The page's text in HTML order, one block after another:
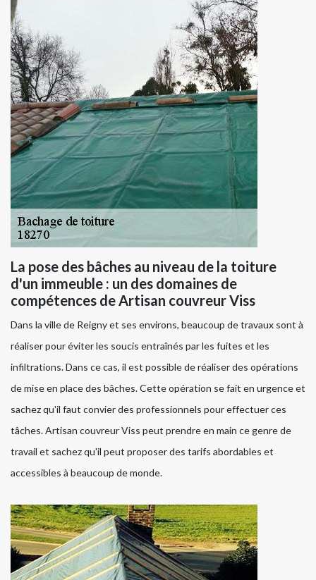
La pose des bâches au niveau de la toiture
d'un immeuble : un des domaines de
compétences de Artisan couvreur Viss
Dans la ville de Reigny et ses environs, beaucoup de travaux sont à
réaliser pour éviter les soucis entraînés par les fuites et les
infiltrations. Dans ce cas, il est possible de réaliser des opérations
de mise en place des bâches. Cette opération se fait en urgence et
sachez qu'il faut convier des professionnels pour effectuer ces
tâches. Artisan couvreur Viss peut prendre en main ce genre de
travail et sachez qu'il peut proposer des tarifs abordables et
accessibles à beaucoup de monde.